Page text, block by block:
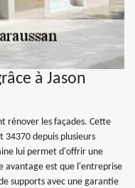
à Jason
rénover les façades. Cette
depuis plusieurs
lui permet d'offrir une
avantage est que l'entreprise
supports avec une garantie